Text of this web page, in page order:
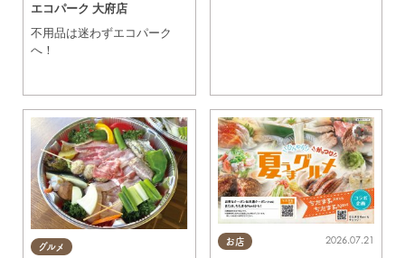
他券との併用不可※貴金
属・金券・ブランドバッ
グ・ブランド時計・携帯
お使いください。
エコパーク 大府店
不用品は迷わずエコパーク
へ！
グルメ
お店 2026.07.21